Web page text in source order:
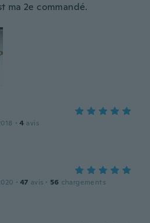
ma 2e commandé.
· 4 avis
· 47 avis · 56 chargements